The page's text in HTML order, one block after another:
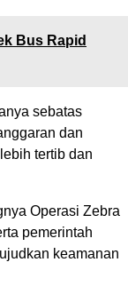
Bus Rapid
sebatas
dan
tertib dan
Operasi Zebra
pemerintah
keamanan